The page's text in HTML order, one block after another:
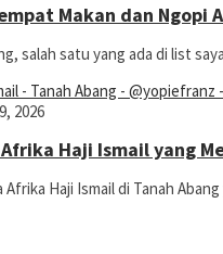
Makan dan Ngopi
salah satu yang ada di list
2026
Haji Ismail yang
Haji Ismail di Tanah